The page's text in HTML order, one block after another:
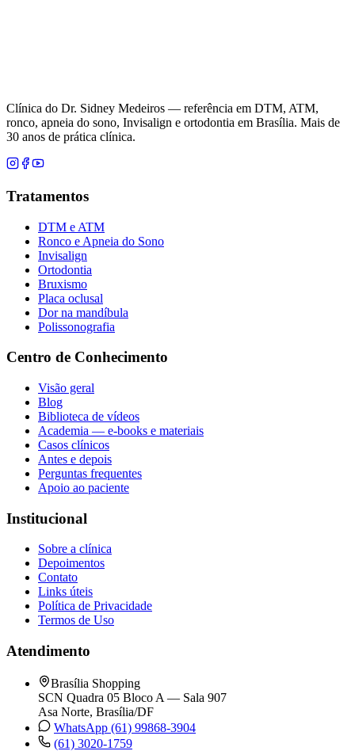
Clínica do Dr. Sidney Medeiros — referência em DTM, ATM,
ronco, apneia do sono, Invisalign e ortodontia em Brasília. Mais de
30 anos de prática clínica.
Tratamentos
DTM e ATM
Ronco e Apneia do Sono
Invisalign
Ortodontia
Bruxismo
Placa oclusal
Dor na mandíbula
Polissonografia
Centro de Conhecimento
Visão geral
Blog
Biblioteca de vídeos
Academia — e-books e materiais
Casos clínicos
Antes e depois
Perguntas frequentes
Apoio ao paciente
Institucional
Sobre a clínica
Depoimentos
Contato
Links úteis
Política de Privacidade
Termos de Uso
Atendimento
Brasília Shopping
SCN Quadra 05 Bloco A — Sala 907
Asa Norte, Brasília/DF
WhatsApp (61) 99868-3904
(61) 3020-1759